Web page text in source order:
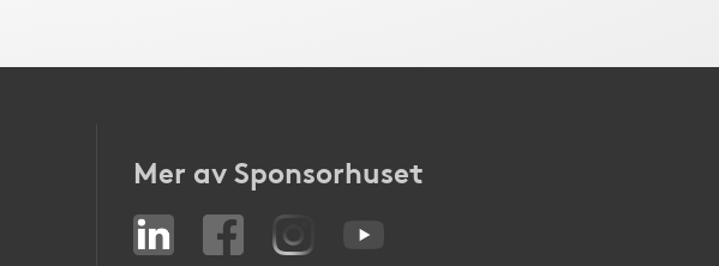
Mer av Sponsorhuset